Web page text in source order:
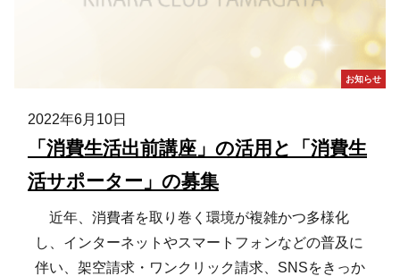
お知らせ
2022年6月10日
「消費生活出前講座」の活用と「消費生
活サポーター」の募集
近年、消費者を取り巻く環境が複雑かつ多様化
し、インターネットやスマートフォンなどの普及に
伴い、架空請求・ワンクリック請求、SNSをきっか